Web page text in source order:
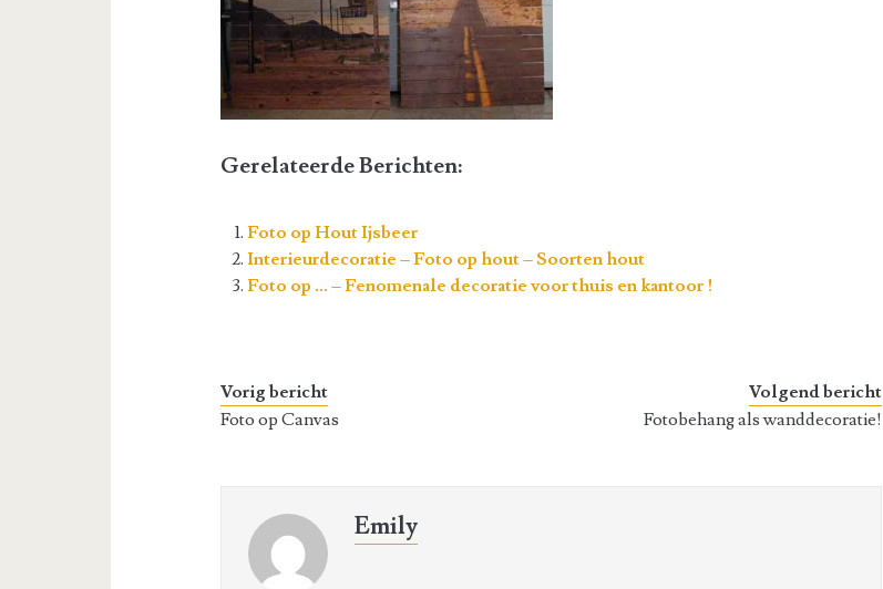
Gerelateerde Berichten:
Foto op Hout Ijsbeer
Interieurdecoratie – Foto op hout – Soorten hout
Foto op … – Fenomenale decoratie voor thuis en kantoor !
Vorig bericht
Foto op Canvas
Volgend bericht
Fotobehang als wanddecoratie!
Emily